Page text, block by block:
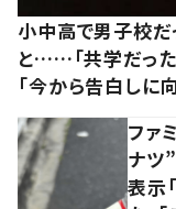
小中高で男子校
と……「共学だっ
「今から告白しに
ファ
ナツ
表示